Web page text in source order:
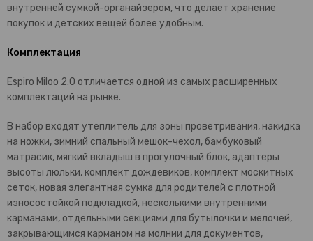
внутренней сумкой-органайзером, что делает хранение
покупок и детских вещей более удобным.
Комплектация
Espiro Miloo 2.0 отличается одной из самых расширенных
комплектаций на рынке.
В набор входят утеплитель для зоны проветривания, накидка
на ножки, зимний спальный мешок-чехол, бамбуковый
матрасик, мягкий вкладыш в прогулочный блок, адаптеры
высоты люльки, комплект дождевиков, комплект москитных
сеток, новая элегантная сумка для родителей с плотной
износостойкой подкладкой, несколькими внутренними
карманами, отдельными секциями для бутылочки и мелочей,
закрывающимся карманом на молнии для документов,